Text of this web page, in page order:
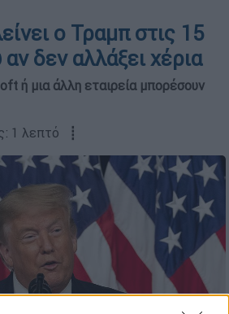
ο Τραμπ στις 15
δεν αλλάξει χέρια
ή μια άλλη εταιρεία μπορέσουν
1 λεπτό ┋